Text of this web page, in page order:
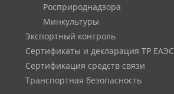
Росприроднадзора
Минкультуры
Экспортный контроль
Сертификаты и декларация ТР ЕАЭС
Сертификация средств связи
Транспортная безопасность